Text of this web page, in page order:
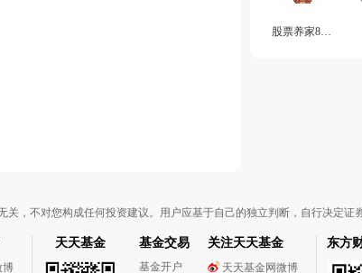
股票养家88888888
，不对您构成任何投资建议。用户应基于自己的独立判断，自行决定证
博
天天基金 基金交易
基金开户
关注天天基金
天天基金网微博
东方